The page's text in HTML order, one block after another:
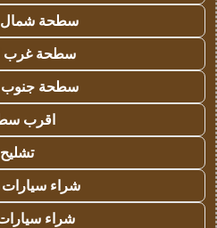
سطحة شمال
سطحة غرب
سطحة جنوب
اقرب
تشليح
شراء
شراء